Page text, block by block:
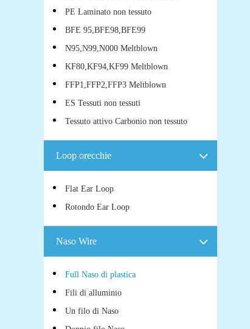
PE Laminato non tessuto
BFE 95,BFE98,BFE99
N95,N99,N000 Meltblown
KF80,KF94,KF99 Meltblown
FFP1,FFP2,FFP3 Meltblown
ES Tessuti non tessuti
Tessuto attivo Carbonio non tessuto
Loop orecchie
Flat Ear Loop
Rotondo Ear Loop
Naso Wire
Full Naso di plastica
Fili di alluminio
Un filo di Naso